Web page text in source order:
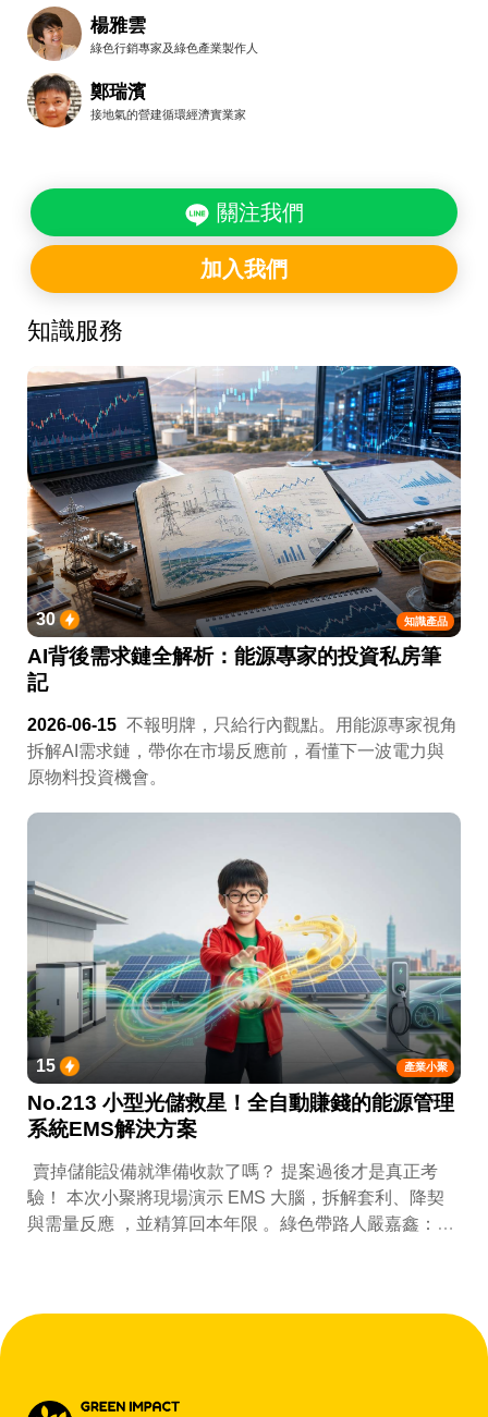
楊雅雲
綠色行銷專家及綠色產業製作人
鄭瑞濱
接地氣的營建循環經濟實業家
關注我們
加入我們
知識服務
知識產品
30
AI背後需求鏈全解析：能源專家的投資私房筆
記
2026-06-15 不報明牌，只給行內觀點。用能源專家視角
拆解AI需求鏈，帶你在市場反應前，看懂下一波電力與
原物料投資機會。
產業小聚
15
No.213 小型光儲救星！全自動賺錢的能源管理
系統EMS解決方案
賣掉儲能設備就準備收款了嗎？ 提案過後才是真正考
驗！ 本次小聚將現場演示 EMS 大腦，拆解套利、降契
與需量反應 ，並精算回本年限 。綠色帶路人嚴嘉鑫：